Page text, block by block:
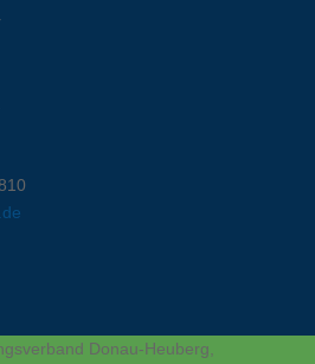
Donau-Heuberg,